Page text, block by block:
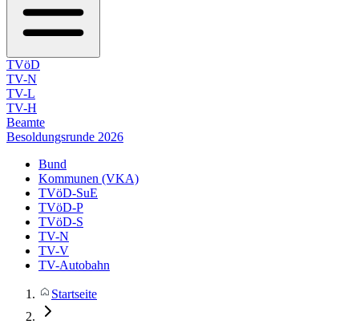
TVöD
TV-N
TV-L
TV-H
Beamte
Besoldungsrunde 2026
Bund
Kommunen (VKA)
TVöD-SuE
TVöD-P
TVöD-S
TV-N
TV-V
TV-Autobahn
Startseite